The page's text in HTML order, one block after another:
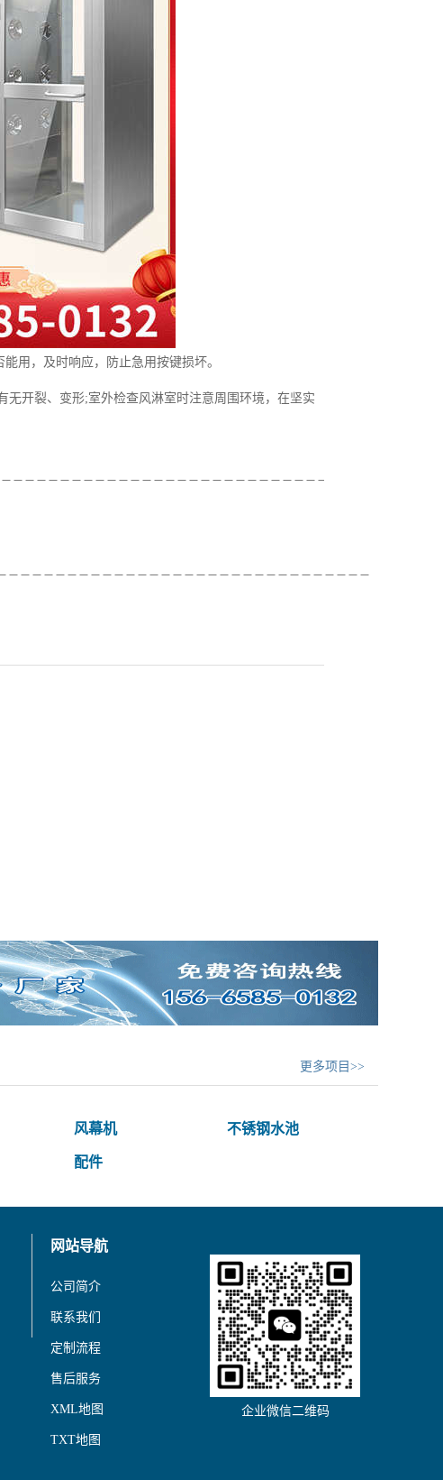
用，及时响应，防止急用按键损坏。
开裂、变形;室外检查风淋室时注意周围环境，在坚实
更多项目>>
风幕机 不锈钢水池
配件
网站导航
公司简介
联系我们
定制流程
售后服务
XML地图
TXT地图
企业微信二维码